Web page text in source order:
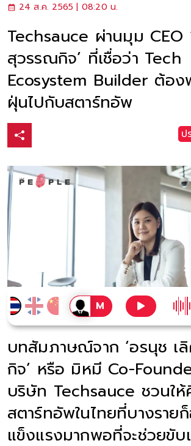
24 ส.ค. 2565 | 08:20 น.
Techsauce ผ่านมุม CEO
สุวรรณกิจ’ ที่เชื่อว่า Tech
Ecosystem Builder ต้อ
ฝุ่นไปกับสตาร์ทอัพ
ป
บทสัมภาษณ์จาก ‘อรนุช เ
กิจ’ หรือ มิหมี Co-
บริษัท Techsauce ชวนใ
สตาร์ทอัพในไทยที่บางราย
แข็งแรงมากพอที่จะช่วยขับ